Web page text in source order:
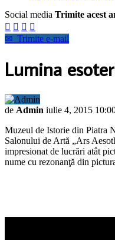
Social media Trimite acest
   
✉ Trimite e-mail
Lumina
de Admin iulie 4, 2015
Muzeul de Istorie din Piatra
Salonului de Artă „Ars
impresionat de lucrări atât
nume cu rezonanţă din